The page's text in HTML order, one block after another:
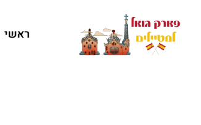
ראשי